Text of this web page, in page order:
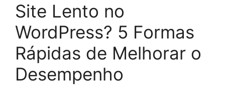
Site Lento no
WordPress? 5 Formas
Rápidas de Melhorar o
Desempenho